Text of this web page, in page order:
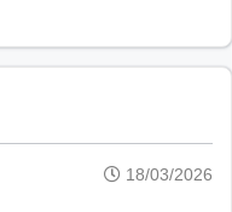
18/03/2026